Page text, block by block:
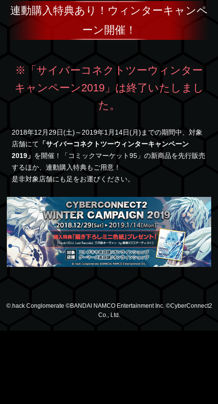
連動購入特典あり！ウィンターキャンペ
ーン開催！
※「サイバーコネクトツーウィンター
キャンペーン2019」は終了いたしまし
た。
2018年12月29日(土)～2019年1月14日(月)までの期間中、対象
店舗にて 「サイバーコネクトツーウィンターキャンペーン
2019」 を開催！「コミックマーケット95」の新商品を先行販売
するほか、連動購入特典もご用意！
是非対象店舗にも足をお運びください。
©.hack Conglomerate ©BANDAI NAMCO Entertainment Inc. ©CyberConnect2
Co., Ltd.